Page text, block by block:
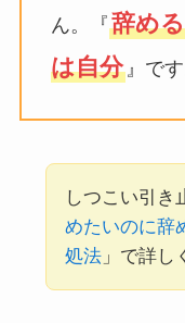
ん。『辞め
は自分』です
しつこい引き
めたいのに辞
処法」で詳し